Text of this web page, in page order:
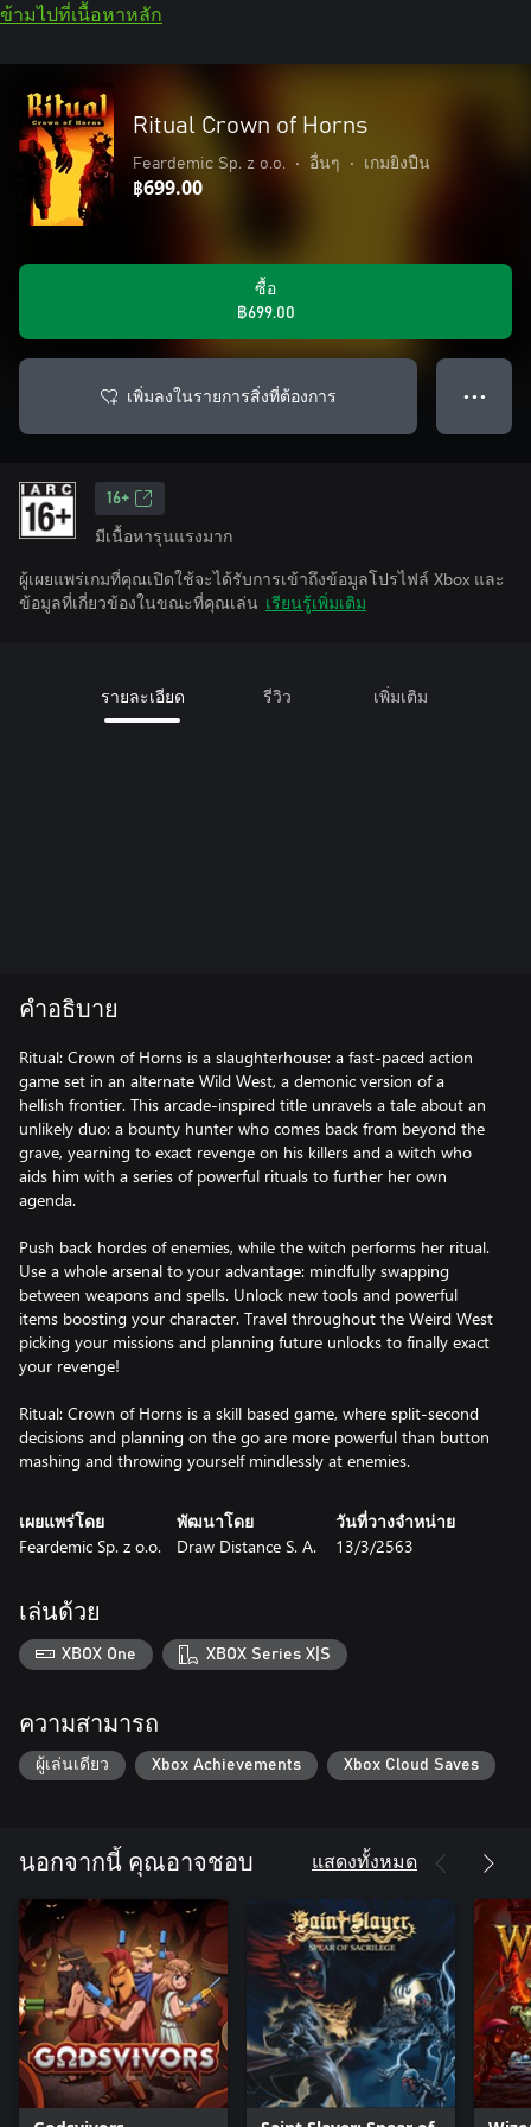
ข้ามไปที่เนื้อหาหลัก
Ritual Crown of Horns
Feardemic Sp. z o.o. • อื่นๆ • เกมยิงปืน
฿699.00
ซื้อ
฿699.00
เพิ่มลงในรายการสิ่งที่ต้องการ ● ● ●
16+
มีเนื้อหารุนแรงมาก
ผู้เผยแพร่เกมที่คุณเปิดใช้จะได้รับการเข้าถึงข้อมูลโปรไฟล์ Xbox และ
ข้อมูลที่เกี่ยวข้องในขณะที่คุณเล่น เรียนรู้เพิ่มเติม
รายละเอียด รีวิว เพิ่มเติม
คำอธิบาย
Ritual: Crown of Horns is a slaughterhouse: a fast-paced action
game set in an alternate Wild West, a demonic version of a
hellish frontier. This arcade-inspired title unravels a tale about an
unlikely duo: a bounty hunter who comes back from beyond the
grave, yearning to exact revenge on his killers and a witch who
aids him with a series of powerful rituals to further her own
agenda.
Push back hordes of enemies, while the witch performs her ritual.
Use a whole arsenal to your advantage: mindfully swapping
between weapons and spells. Unlock new tools and powerful
items boosting your character. Travel throughout the Weird West
picking your missions and planning future unlocks to finally exact
your revenge!
Ritual: Crown of Horns is a skill based game, where split-second
decisions and planning on the go are more powerful than button
mashing and throwing yourself mindlessly at enemies.
เผยแพร่โดย
Feardemic Sp. z o.o.
พัฒนาโดย
Draw Distance S. A.
วันที่วางจำหน่าย
13/3/2563
เล่นด้วย
XBOX One XBOX Series X|S
ความสามารถ
ผู้เล่นเดียว Xbox Achievements Xbox Cloud Saves
นอกจากนี้ คุณอาจชอบ แสดงทั้งหมด